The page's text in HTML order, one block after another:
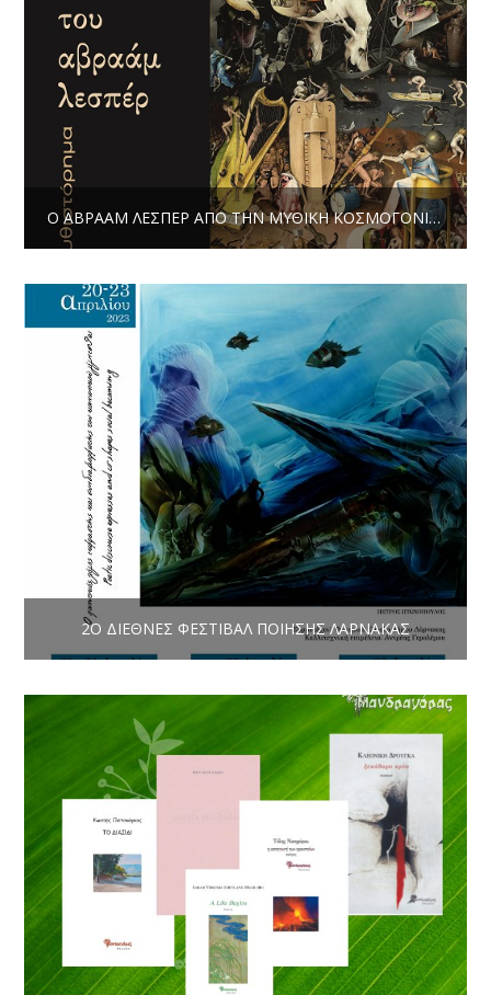
Ο ΑΒΡΑΆΜ ΛΕΣΠΈΡ ΑΠΌ ΤΗΝ ΜΥΘΙΚΉ ΚΟΣΜΟΓΟΝΊΑ ΩΣ ΤΗΝ ΕΑΜΙΚΉ ΕΠΟΠΟΙΊΑ
2Ο ΔΙΕΘΝΕΣ ΦΕΣΤΙΒΑΛ ΠΟΙΗΣΗΣ ΛΑΡΝΑΚΑΣ